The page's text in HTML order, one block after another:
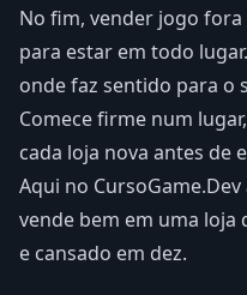
No fim, vender jogo
para estar em todo
onde faz sentido para o
Comece firme num
cada loja nova antes de
Aqui no
vende bem em uma loja
e cansado em dez.